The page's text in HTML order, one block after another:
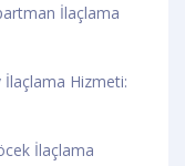
İlaçlama
Hizmeti:
İlaçlama